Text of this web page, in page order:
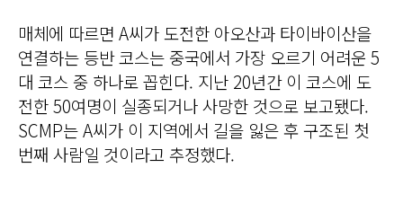
매체에 따르면 A씨가 도전한 아오산과 타이바이산을
연결하는 등반 코스는 중국에서 가장 오르기 어려운 5
대 코스 중 하나로 꼽힌다. 지난 20년간 이 코스에 도
전한 50여명이 실종되거나 사망한 것으로 보고됐다.
SCMP는 A씨가 이 지역에서 길을 잃은 후 구조된 첫
번째 사람일 것이라고 추정했다.